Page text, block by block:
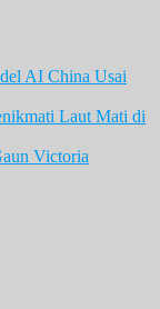
AI China Usai
Laut Mati di
Victoria